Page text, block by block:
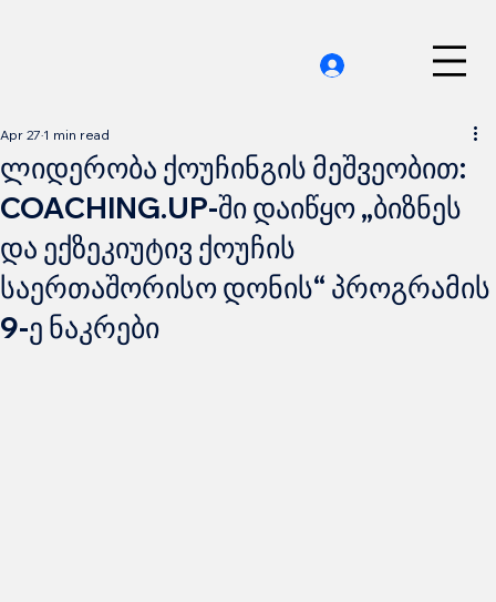
ლიდერობა ქოუჩინგის მეშვეობით:
COACHING.UP-ში დაიწყო „ბიზნეს
და ექზეკიუტივ ქოუჩის
საერთაშორისო დონის“ პროგრამის
9-ე ნაკრები
Apr 27 1 min read